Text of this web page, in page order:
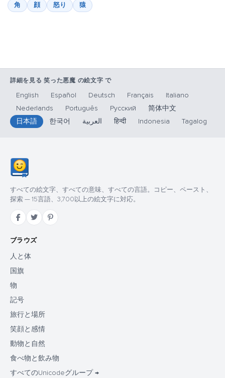
角
顔 怒り 猿
詳細を見る 笑った悪魔 の絵文字 で
English Español Deutsch Français
Italiano
Nederlands
Português Русский
简体中文
日本語
한국어 العربية हिन्दी Indonesia Tagalog
すべての絵文字、すべての意味、すべての言語。コピー、ペースト、
探索 — 15言語、3,700以上の絵文字に対応。
ブラウズ
人と体
国旗
物
記号
旅行と場所
笑顔と感情
動物と自然
食べ物と飲み物
すべてのUnicodeグループ →